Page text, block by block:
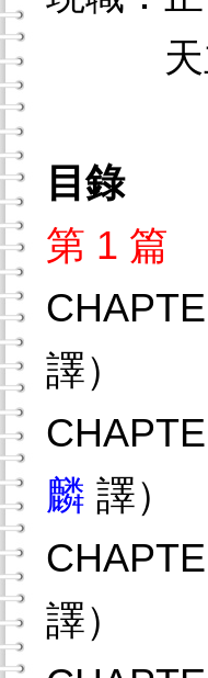
天主
目錄
第 1 篇
譯）
麟 譯）
譯）